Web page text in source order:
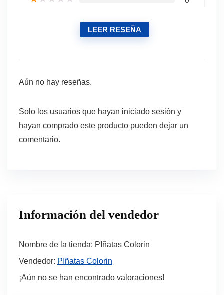
LEER RESEÑA
Aún no hay reseñas.
Solo los usuarios que hayan iniciado sesión y
hayan comprado este producto pueden dejar un
comentario.
Información del vendedor
Nombre de la tienda: PIñatas Colorin
Vendedor: PIñatas Colorin
¡Aún no se han encontrado valoraciones!